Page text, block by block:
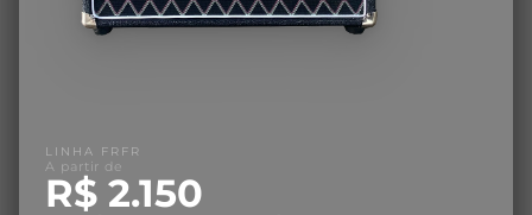
LINHA FRFR
A partir de
R$ 2.150